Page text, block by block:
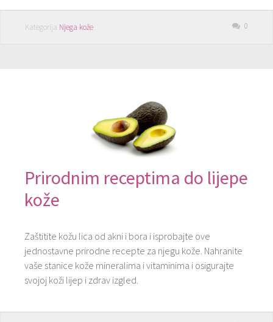
Kategorija Njega kože 0
Prirodnim receptima do lijepe
kože
Zaštitite kožu lica od akni i bora i isprobajte ove
jednostavne prirodne recepte za njegu kože. Nahranite
vaše stanice kože mineralima i vitaminima i osigurajte
svojoj koži lijep i zdrav izgled.